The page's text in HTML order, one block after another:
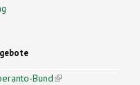
Bund(link is